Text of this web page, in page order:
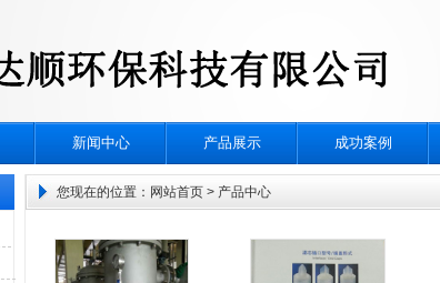
新闻中心 产品展示 成功案例
您现在的位置： 网站首页 > 产品中心